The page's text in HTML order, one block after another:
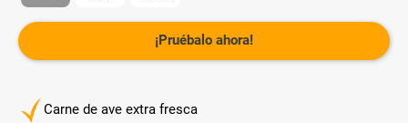
Carne de ave extra fresca
¡Pruébalo ahora!